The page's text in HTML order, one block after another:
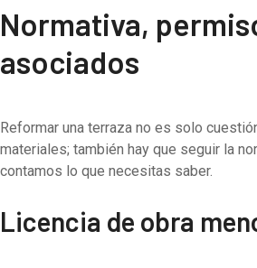
Normativa,
asociados
Reformar una terraza no es solo
materiales; también hay que seguir la
contamos lo que necesitas saber.
Licencia de obra